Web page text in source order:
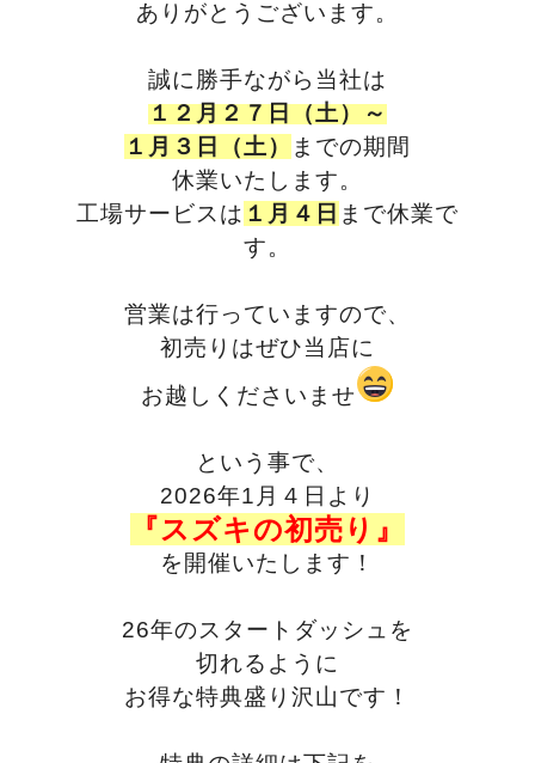
ありがとうございます。
誠に勝手ながら当社は
１２月２７日（土）～
１月３日（土）
までの期間
休業いたします。
工場サービスは １月４日 まで休業で
す。
営業は行っていますので、
初売りはぜひ当店に
お越しくださいませ
という事で、
2026年1月４日より
『スズキの初売り』
を開催いたします！
26年のスタートダッシュを
切れるように
お得な特典盛り沢山です！